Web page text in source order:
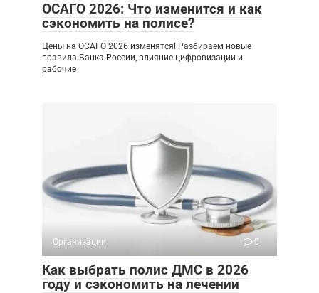
ОСАГО 2026: Что изменится и как
сэкономить на полисе?
Цены на ОСАГО 2026 изменятся! Разбираем новые
правила Банка России, влияние цифровизации и
рабочие
Организации 0
Как выбрать полис ДМС в 2026
году и сэкономить на лечении